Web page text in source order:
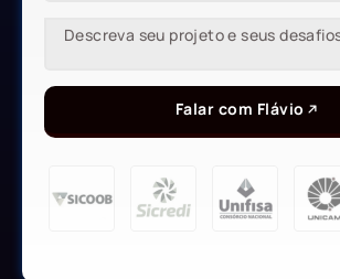
Falar com Flávio